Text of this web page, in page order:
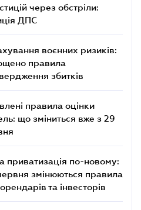
через обстріли:
ДПС
воєнних ризиків:
правила
збитків
правила оцінки
що зміниться вже з 29
приватизація по-новому:
змінюються правила
та інвесторів